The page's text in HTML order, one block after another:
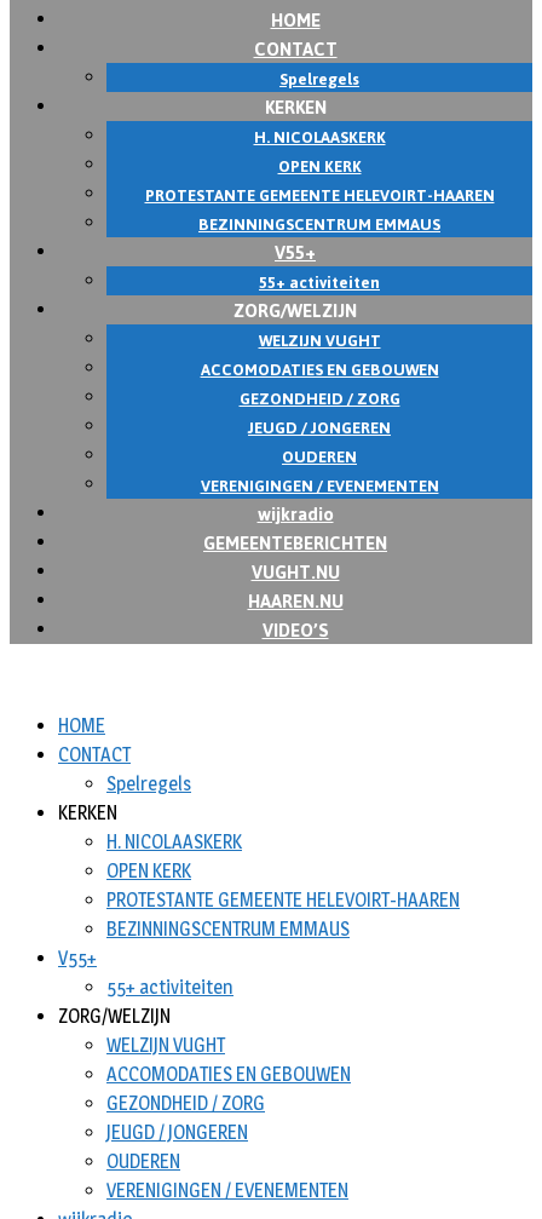
HOME
CONTACT
Spelregels
KERKEN
H. NICOLAASKERK
OPEN KERK
PROTESTANTE GEMEENTE HELEVOIRT-HAAREN
BEZINNINGSCENTRUM EMMAUS
V55+
55+ activiteiten
ZORG/WELZIJN
WELZIJN VUGHT
ACCOMODATIES EN GEBOUWEN
GEZONDHEID / ZORG
JEUGD / JONGEREN
OUDEREN
VERENIGINGEN / EVENEMENTEN
wijkradio
GEMEENTEBERICHTEN
VUGHT.NU
HAAREN.NU
VIDEO’S
HOME
CONTACT
Spelregels
KERKEN
H. NICOLAASKERK
OPEN KERK
PROTESTANTE GEMEENTE HELEVOIRT-HAAREN
BEZINNINGSCENTRUM EMMAUS
V55+
55+ activiteiten
ZORG/WELZIJN
WELZIJN VUGHT
ACCOMODATIES EN GEBOUWEN
GEZONDHEID / ZORG
JEUGD / JONGEREN
OUDEREN
VERENIGINGEN / EVENEMENTEN